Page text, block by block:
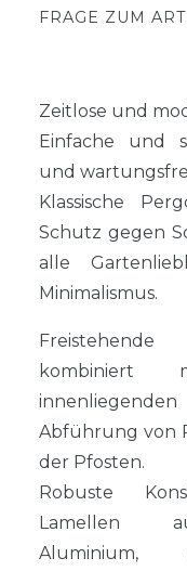
FRAGE ZUM
Zeitlose und
Einfache und
und
Klassische
Schutz gegen
alle
Minimalismus.
kombiniert
Abführung von
der Pfosten.
Robuste
Lamellen